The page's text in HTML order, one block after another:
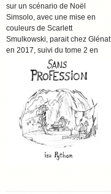
sur un scénario de Noël
Simsolo, avec une mise en
couleurs de Scarlett
Smulkowski, parait chez Glénat
en 2017, suivi du tome 2 en